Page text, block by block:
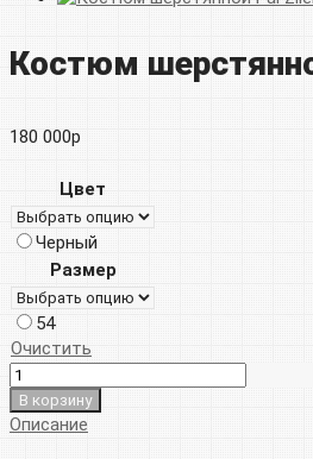
Костюм
180 000р
Цвет
Черный
Размер
54
Очистить
В корзину
Описание